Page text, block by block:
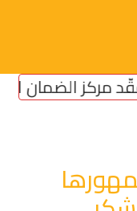
الضمان